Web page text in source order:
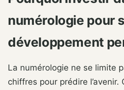
numérologie pour
développement
La numérologie ne se limite
chiffres pour prédire l’avenir.